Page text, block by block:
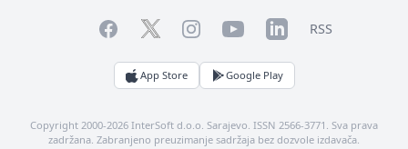
FacebookTwitterInstagramYouTubeLinkedInRSS
App Store Google Play
Copyright 2000-2026 InterSoft d.o.o. Sarajevo. ISSN 2566-3771. Sva prava
zadržana. Zabranjeno preuzimanje sadržaja bez dozvole izdavača.